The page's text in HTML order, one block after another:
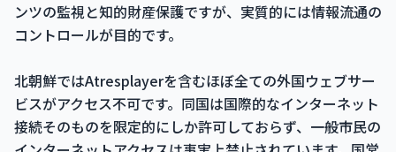
ンツの監視と知的財産保護ですが、実質的には情報流通の
コントロールが目的です。
北朝鮮ではAtresplayerを含むほぼ全ての外国ウェブサー
ビスがアクセス不可です。同国は国際的なインターネット
接続そのものを限定的にしか許可しておらず、一般市民の